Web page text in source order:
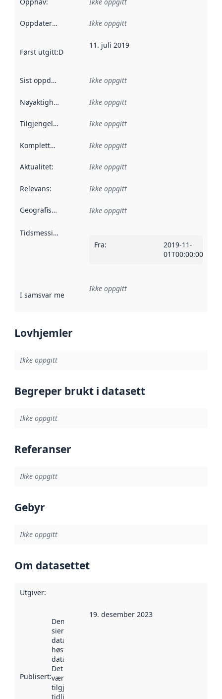
Oppdateringsfrekvens :
Ikke oppgitt
Først utgitt:Denne datoen sier når dataene i dette
11. juli 2019
Sist oppdatert Ikke oppgitt
Nøyaktighet Ikke oppgitt
Tilgjengelighet Ikke oppgitt
Kompletthet Ikke oppgitt
Aktualitet: Ikke oppgitt
Relevans: Ikke oppgitt
Geografisk avgrensning :
Ikke oppgitt
Tidsmessig avgrensning
Fra:
2019-11-
01T00:00:00Z
I samsvar med Referanse til en implementasjonsregel
Ikke oppgitt
Lovhjemler
Ikke oppgitt
Begreper brukt i datasett
Ikke oppgitt
Referanser
Ikke oppgitt
Gebyr
Ikke oppgitt
Om datasettet
Utgiver:
Publisert:
Denne datoen
sier når
datasettet ble
høstet av
data.norge.no.
Det kan ha
vært
tilgjengelig
tidligere
19. desember 2023